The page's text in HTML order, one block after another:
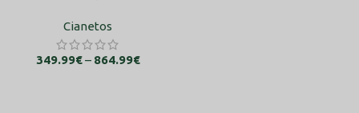
Cianetos
349.99€ – 864.99€